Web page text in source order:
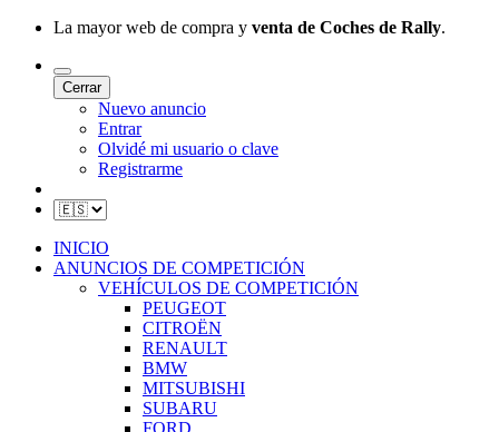
La mayor web de compra y venta de Coches de Rally.
Cerrar
Nuevo anuncio
Entrar
Olvidé mi usuario o clave
Registrarme
INICIO
ANUNCIOS DE COMPETICIÓN
VEHÍCULOS DE COMPETICIÓN
PEUGEOT
CITROËN
RENAULT
BMW
MITSUBISHI
SUBARU
FORD